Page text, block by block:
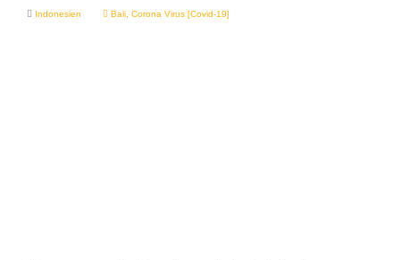
Indonesien Bali Corona Virus [Covid-19]